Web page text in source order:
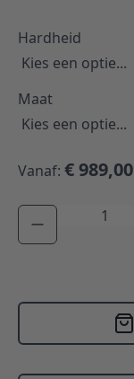
Hardheid
Maat
Vanaf: € 989,00
Aantal